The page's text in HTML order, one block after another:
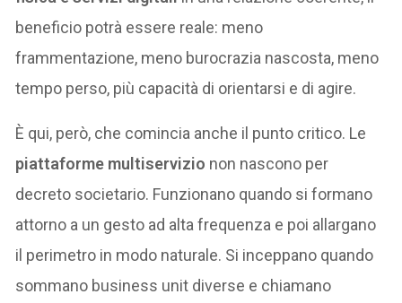
beneficio potrà essere reale: meno
frammentazione, meno burocrazia nascosta, meno
tempo perso, più capacità di orientarsi e di agire.
È qui, però, che comincia anche il punto critico. Le
piattaforme multiservizio non nascono per
decreto societario. Funzionano quando si formano
attorno a un gesto ad alta frequenza e poi allargano
il perimetro in modo naturale. Si inceppano quando
sommano business unit diverse e chiamano